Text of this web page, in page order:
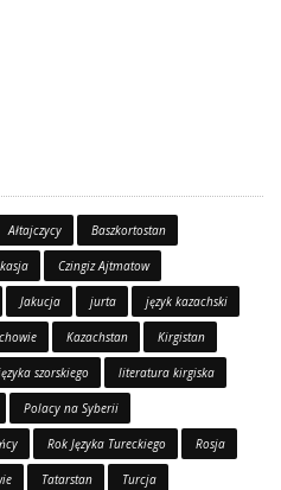
Ałtajczycy Baszkortostan
Czingiz Ajtmatow
Jakucja jurta język kazachski
Kazachstan Kirgistan
szorskiego literatura kirgiska
Polacy na Syberii
Rok Języka Tureckiego Rosja
Tatarstan Turcja